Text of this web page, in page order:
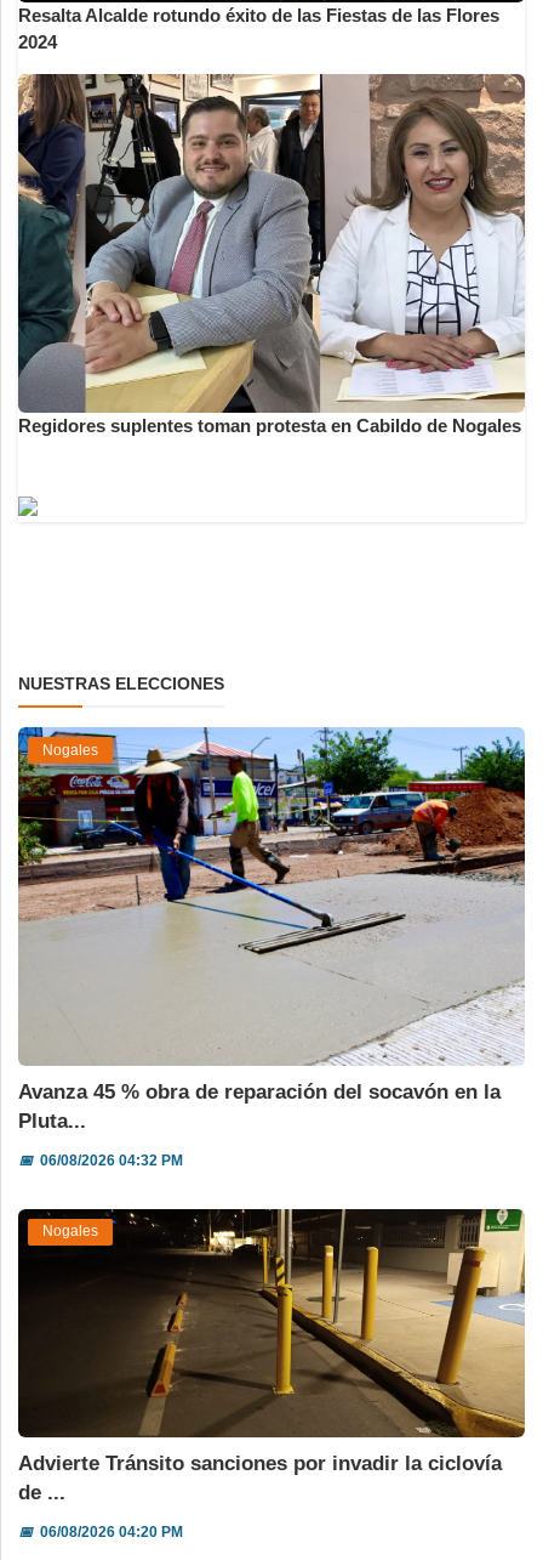
Resalta Alcalde rotundo éxito de las Fiestas de las Flores
2024
Regidores suplentes toman protesta en Cabildo de Nogales
NUESTRAS ELECCIONES
Nogales
Avanza 45 % obra de reparación del socavón en la
Pluta...
📅06/08/2026 04:32 PM
Nogales
Advierte Tránsito sanciones por invadir la ciclovía
de ...
📅06/08/2026 04:20 PM